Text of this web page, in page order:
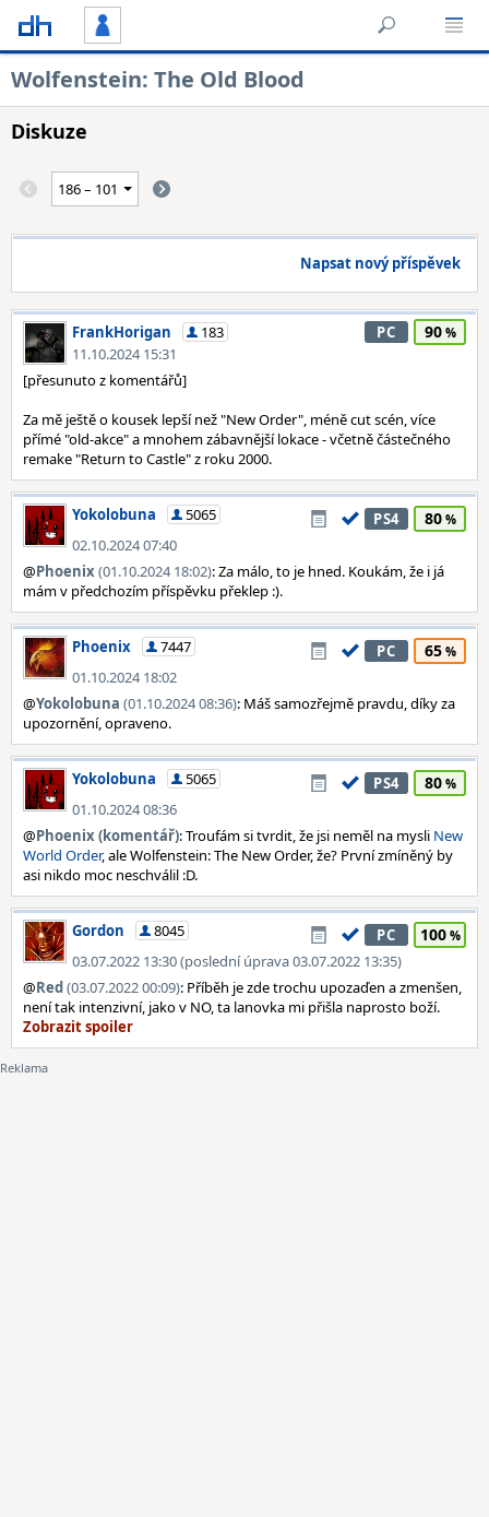
Wolfenstein: The Old Blood
Diskuze
Napsat nový příspěvek
FrankHorigan
183
11.10.2024 15:31
PC 90
[přesunuto z komentářů]
Za mě ještě o kousek lepší než "New Order", méně cut scén, více
přímé "old-akce" a mnohem zábavnější lokace - včetně částečného
remake "Return to Castle" z roku 2000.
Yokolobuna
5065
02.10.2024 07:40
PS4 80
@Phoenix(01.10.2024 18:02): Za málo, to je hned. Koukám, že i já
mám v předchozím příspěvku překlep :).
Phoenix
7447
01.10.2024 18:02
PC 65
@Yokolobuna (01.10.2024 08:36): Máš samozřejmě pravdu, díky za
upozornění, opraveno.
Yokolobuna
5065
01.10.2024 08:36
PS4 80
@Phoenix (komentář): Troufám si tvrdit, že jsi neměl na mysli New
World Order, ale Wolfenstein: The New Order, že? První zmíněný by
asi nikdo moc neschválil :D.
Gordon
8045
03.07.2022 13:30 (poslední úprava 03.07.2022 13:35)
PC 100
@Red(03.07.2022 00:09): Příběh je zde trochu upozaďen a zmenšen,
není tak intenzivní, jako v NO, ta lanovka mi přišla naprosto boží.